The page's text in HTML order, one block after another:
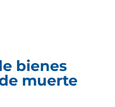
bienes
muerte